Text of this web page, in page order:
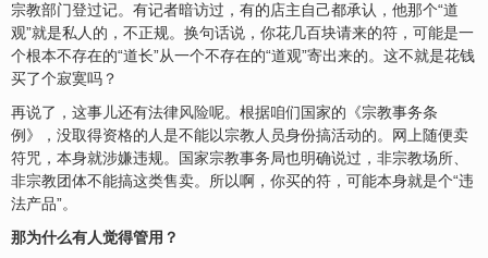
宗教部门登过记。有记者暗访过，有的店主自己都承认，他那个“道
观”就是私人的，不正规。换句话说，你花几百块请来的符，可能是一
个根本不存在的“道长”从一个不存在的“道观”寄出来的。这不就是花钱
买了个寂寞吗？
再说了，这事儿还有法律风险呢。根据咱们国家的《宗教事务条
例》，没取得资格的人是不能以宗教人员身份搞活动的。网上随便卖
符咒，本身就涉嫌违规。国家宗教事务局也明确说过，非宗教场所、
非宗教团体不能搞这类售卖。所以啊，你买的符，可能本身就是个“违
法产品”。
那为什么有人觉得管用？